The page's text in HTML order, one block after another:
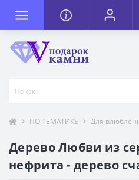
ПО ТЕМАТИКЕ Для
Дерево Любви из
нефрита - дерево